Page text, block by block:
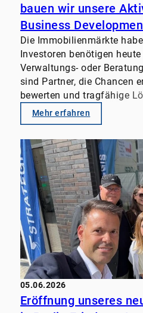
bauen wir unsere
Business
Die Immobilienmärkte
Investoren benötigen
Verwaltungs- oder
sind Partner, die Chancen
bewerten und tragfähige
Genau dafür bündeln wir
Schwerpunkt: • Property
• Transaktionsberatung
•
Immobilienportfolios
• Individuelle
darauf, Eigentümer,
institutionelle Investoren
zu begleiten. Lassen Sie
Herausforderungen und
#RealEstate
#InvestmentStrategy
#Immobilieninvestments
Mehr erfahren
05.06.2026
Eröffnung unseres